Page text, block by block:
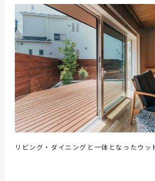
リビング・ダイニングと一体となったウッ